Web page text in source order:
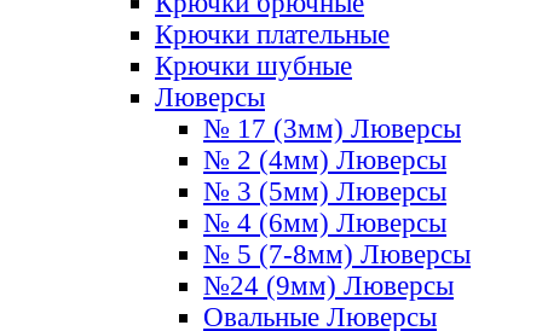
Крючки плательные
Крючки шубные
Люверсы
№ 17 (3мм) Люверсы
№ 2 (4мм) Люверсы
№ 3 (5мм) Люверсы
№ 4 (6мм) Люверсы
№ 5 (7-8мм) Люверсы
№24 (9мм) Люверсы
Овальные Люверсы